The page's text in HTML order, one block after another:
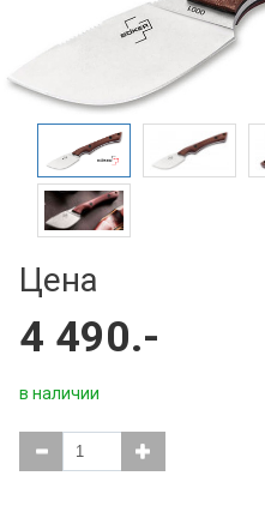
Цена
4 490.-
в наличии